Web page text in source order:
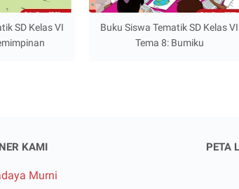
SD Kelas VI
Buku Siswa Tematik SD Kelas VI
Tema 8: Bumiku
KAMI
Murni
PETA